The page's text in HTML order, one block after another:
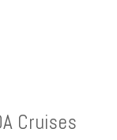
Cruises